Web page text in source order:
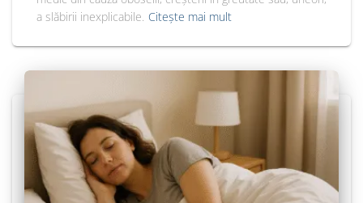
a slăbirii inexplicabile. Citește mai mult